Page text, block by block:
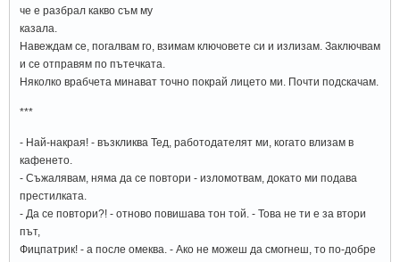
че е разбрал какво съм му
казала.
Навеждам се, погалвам го, взимам ключовете си и излизам. Заключвам
и се отправям по пътечката.
Няколко врабчета минават точно покрай лицето ми. Почти подскачам.
***
- Най-накрая! - възкликва Тед, работодателят ми, когато влизам в
кафенето.
- Съжалявам, няма да се повтори - изломотвам, докато ми подава
престилката.
- Да се повтори?! - отново повишава тон той. - Това не ти е за втори
път,
Фицпатрик! - а после омеква. - Ако не можеш да смогнеш, то по-добре